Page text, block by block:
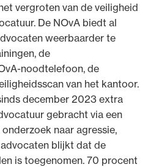
vergroten van de veiligheid
De NOvA biedt al
weerbaarder te
de
noodtelefoon, de
van het kantoor.
december 2023 extra
gebracht via een
naar agressie,
blijkt dat de
is toegenomen. 70 procent